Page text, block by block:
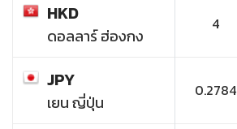
HKD
ดอลลาร์ ฮ่องกง
4
JPY
เยน ญี่ปุ่น
0.2784